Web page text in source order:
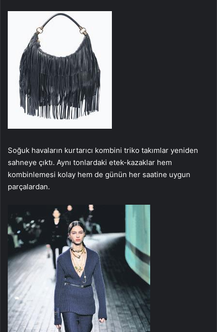
Soğuk havaların kurtarıcı kombini triko takımlar yeniden
sahneye çıktı. Aynı tonlardaki etek-kazaklar hem
kombinlemesi kolay hem de günün her saatine uygun
parçalardan.